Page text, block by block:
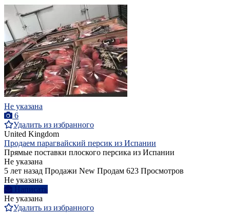
Не указана
6
Удалить из избранного
United Kingdom
Продаем парагвайский персик из Испании
Прямые поставки плоского персика из Испании
Не указана
5 лет назад Продажи New Продам 623 Просмотров
Не указана
Написать
Не указана
Удалить из избранного